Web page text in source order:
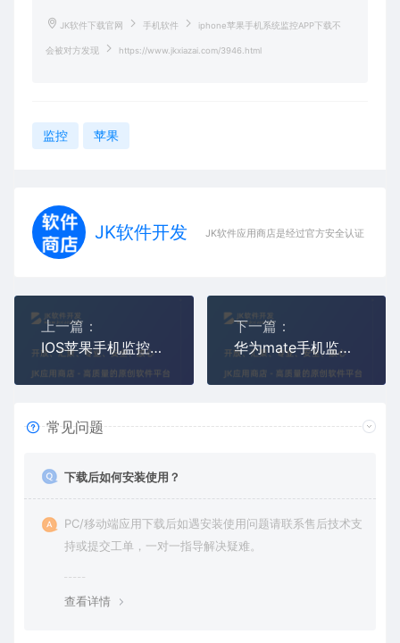
JK软件下载官网 手机软件 iphone苹果手机系统监控APP下载不
会被对方发现 https://www.jkxiazai.com/3946.html
监控 苹果
JK软件开发 JK软件应用商店是经过官方安全认证，保障
上一篇：
IOS苹果手机监控软件(iphone16远程同屏监控APP)
下一篇：
华为mate手机监控APP,华为mate系列手机远程同屏监控APP
常见问题
下载后如何安装使用？
PC/移动端应用下载后如遇安装使用问题请联系售后技术支
持或提交工单，一对一指导解决疑难。
查看详情